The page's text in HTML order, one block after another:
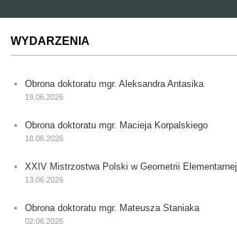
WYDARZENIA
Obrona doktoratu mgr. Aleksandra Antasika
19.06.2026
Obrona doktoratu mgr. Macieja Korpalskiego
18.06.2026
XXIV Mistrzostwa Polski w Geometrii Elementarnej
13.06.2026
Obrona doktoratu mgr. Mateusza Staniaka
02.06.2026